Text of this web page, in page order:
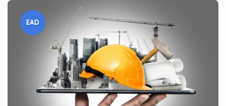
EAD